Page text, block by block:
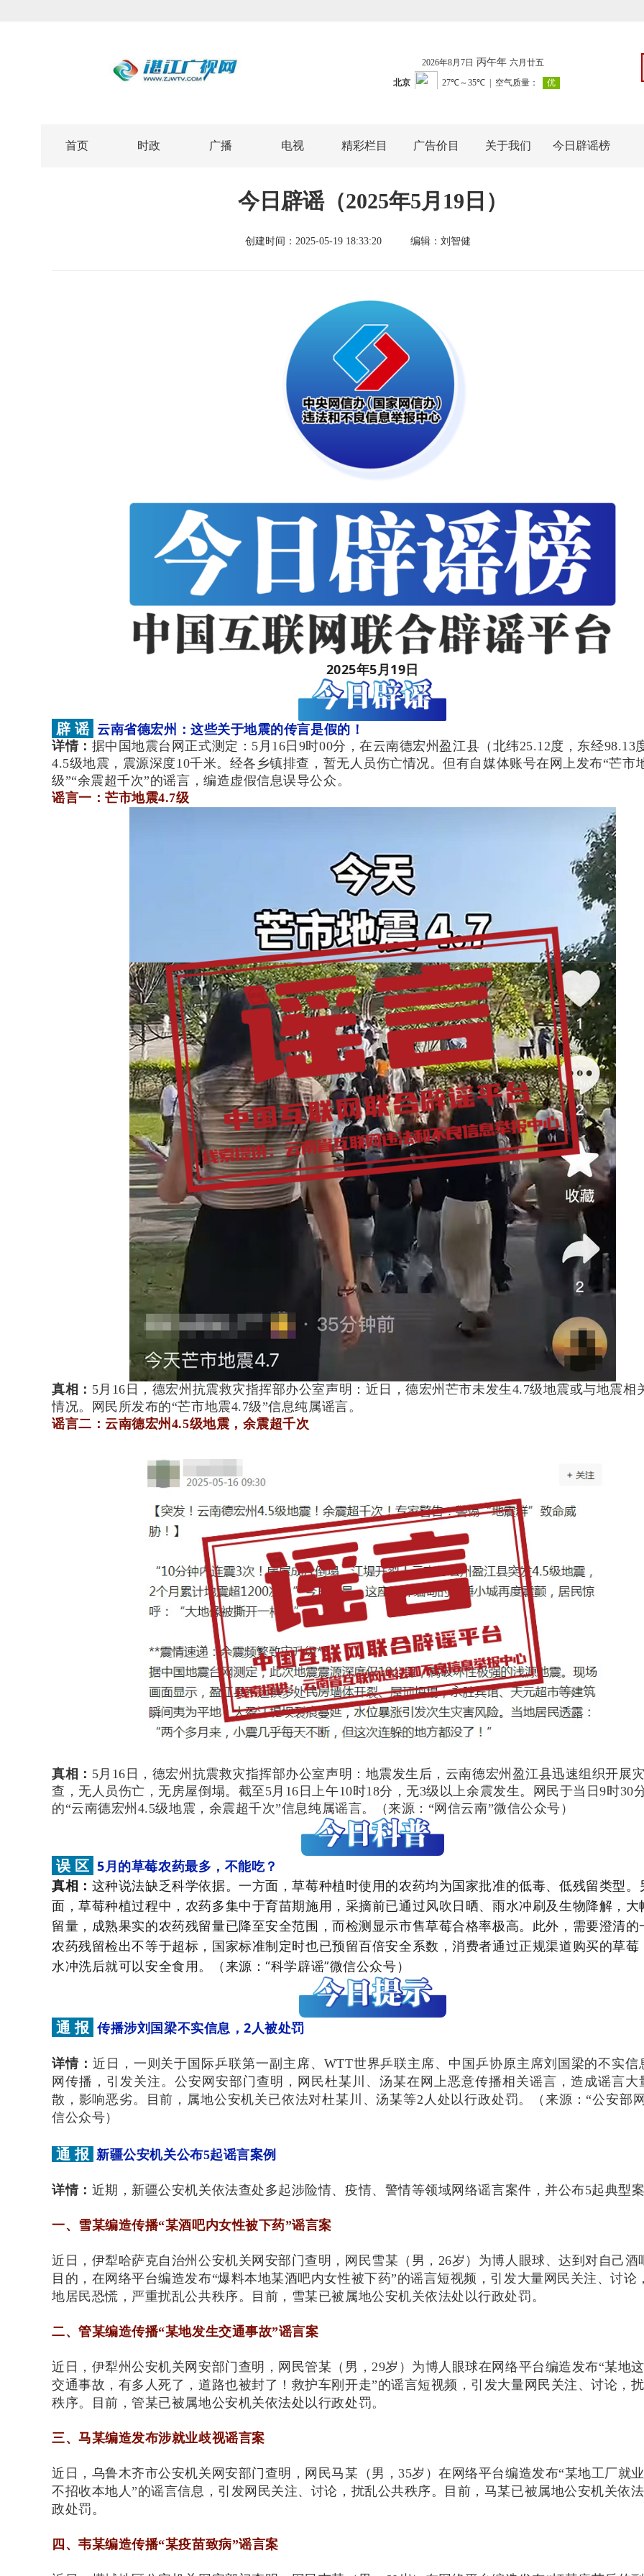
2026年8月7日 丙午年 六月廿五
首页 时政 广播 电视 精彩栏目 广告价目 关于我们 今日辟谣榜
今日辟谣（2025年5月19日）
创建时间：2025-05-19 18:33:20 编辑：刘智健
2025年5月19日
辟 谣 云南省德宏州：这些关于地震的传言是假的！
详情： 据中国地震台网正式测定：5月16日9时00分，在云南德宏州盈江县（北纬25.12度，东经98.13
4.5级地震，震源深度10千米。经各乡镇排查，暂无人员伤亡情况。但有自媒体账号在网上发布“芒市
级”“余震超千次”的谣言，编造虚假信息误导公众。
谣言一：芒市地震4.7级
真相： 5月16日，德宏州抗震救灾指挥部办公室声明：近日，德宏州芒市未发生4.7级地震或与地震相
情况。网民所发布的“芒市地震4.7级”信息纯属谣言。
谣言二：云南德宏州4.5级地震，余震超千次
真相： 5月16日，德宏州抗震救灾指挥部办公室声明：地震发生后，云南德宏州盈江县迅速组织开展
查，无人员伤亡，无房屋倒塌。截至5月16日上午10时18分，无3级以上余震发生。网民于当日9时30
的“云南德宏州4.5级地震，余震超千次”信息纯属谣言。（来源：“网信云南”微信公众号）
误 区 5月的草莓农药最多，不能吃？
真相： 这种说法缺乏科学依据。一方面，草莓种植时使用的农药均为国家批准的低毒、低残留类型。
面，草莓种植过程中，农药多集中于育苗期施用，采摘前已通过风吹日晒、雨水冲刷及生物降解，大
留量，成熟果实的农药残留量已降至安全范围，而检测显示市售草莓合格率极高。此外，需要澄清的
农药残留检出不等于超标，国家标准制定时也已预留百倍安全系数，消费者通过正规渠道购买的草莓
水冲洗后就可以安全食用。（来源：“科学辟谣”微信公众号）
通 报 传播涉刘国梁不实信息，2人被处罚
详情： 近日，一则关于国际乒联第一副主席、WTT世界乒联主席、中国乒协原主席刘国梁的不实信
网传播，引发关注。公安网安部门查明，网民杜某川、汤某在网上恶意传播相关谣言，造成谣言大
散，影响恶劣。目前，属地公安机关已依法对杜某川、汤某等2人处以行政处罚。（来源：“公安部
信公众号）
通 报 新疆公安机关公布5起谣言案例
详情： 近期，新疆公安机关依法查处多起涉险情、疫情、警情等领域网络谣言案件，并公布5起典型
一、雪某编造传播“某酒吧内女性被下药”谣言案
近日，伊犁哈萨克自治州公安机关网安部门查明，网民雪某（男，26岁）为博人眼球、达到对自己酒
目的，在网络平台编造发布“爆料本地某酒吧内女性被下药”的谣言短视频，引发大量网民关注、讨论
地居民恐慌，严重扰乱公共秩序。目前，雪某已被属地公安机关依法处以行政处罚。
二、管某编造传播“某地发生交通事故”谣言案
近日，伊犁州公安机关网安部门查明，网民管某（男，29岁）为博人眼球在网络平台编造发布“某地
交通事故，有多人死了，道路也被封了！救护车刚开走”的谣言短视频，引发大量网民关注、讨论，
秩序。目前，管某已被属地公安机关依法处以行政处罚。
三、马某编造发布涉就业歧视谣言案
近日，乌鲁木齐市公安机关网安部门查明，网民马某（男，35岁）在网络平台编造发布“某地工厂就
不招收本地人”的谣言信息，引发网民关注、讨论，扰乱公共秩序。目前，马某已被属地公安机关依
政处罚。
四、韦某编造传播“某疫苗致病”谣言案